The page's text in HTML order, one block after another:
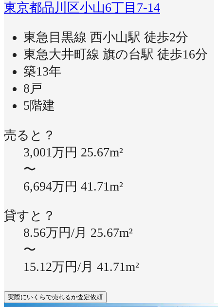
東京都品川区小山6丁目7-14
東急目黒線 西小山駅 徒歩2分
東急大井町線 旗の台駅 徒歩16分
築13年
8戸
5階建
売ると？
3,001万円 25.67m²
〜
6,694万円 41.71m²
貸すと？
8.56万円/月 25.67m²
〜
15.12万円/月 41.71m²
実際にいくらで売れるか査定依頼